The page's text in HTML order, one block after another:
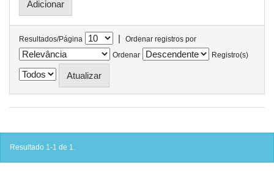
Resultados/Página |
Ordenar registros por
Ordenar
Registro(s)
Resultado 1-1 de 1.